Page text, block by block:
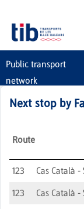
Public transport
network
Next stop by
Route
123 Cas Català
123
Cas Català